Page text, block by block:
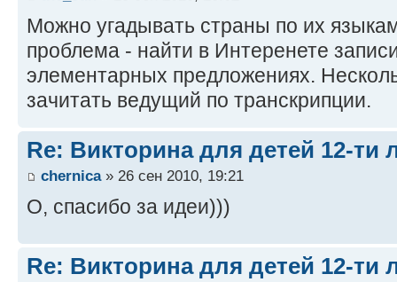
Можно угадывать страны по их
проблема - найти в Интеренете
элементарных предложениях.
зачитать ведущий по транскрипции.
Re: Викторина для детей 12-ти
chernica» 26 сен 2010, 19:21
О, спасибо за идеи)))
Re: Викторина для детей 12-ти